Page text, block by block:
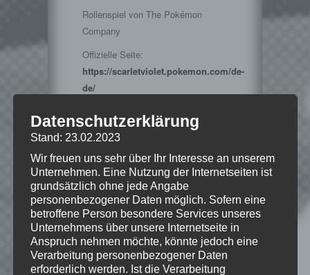
Rollenspiel von The Pokémon
Company
Offizielle Seite:
https://scarletviolet.pokemon.com/de-
de/
Hinweise
WICHTIGER HINWEIS:
Wenn Dir das Spiel gefällt,
unterstütze bitte die Entwickler und
kaufe Dir das Spiel im Original!
Datenschutzerklärung
Stand: 23.02.2023
Wir freuen uns sehr über Ihr Interesse an unserem
Unternehmen. Eine Nutzung der Internetseiten ist
grundsätzlich ohne jede Angabe
personenbezogener Daten möglich. Sofern eine
betroffene Person besondere Services unseres
Unternehmens über unsere Internetseite in
Anspruch nehmen möchte, könnte jedoch eine
Verarbeitung personenbezogener Daten
erforderlich werden. Ist die Verarbeitung